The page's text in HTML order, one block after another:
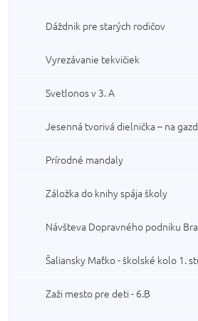
Dáždnik pre starých rodičov
Vyrezávanie tekvičiek
Svetlonos v 3. A
Jesenná tvorivá dielnička – na
Prírodné mandaly
Záložka do knihy spája školy
Návšteva Dopravného podniku
Šaliansky Maťko - školské kolo 1.
Zaži mesto pre deti - 6.B